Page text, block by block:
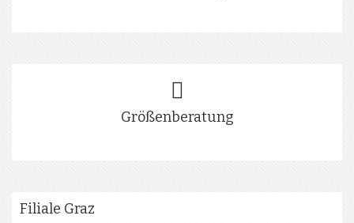
Größenberatung
Filiale Graz